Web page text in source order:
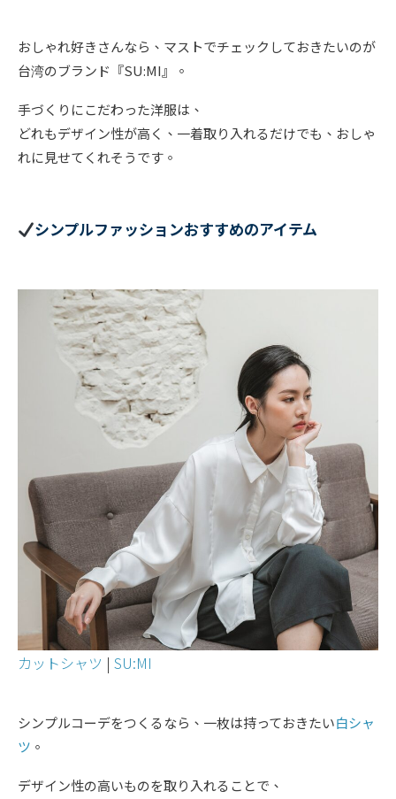
おしゃれ好きさんなら、マストでチェックしておきたいのが
台湾のブランド『SU:MI』。
手づくりにこだわった洋服は、
どれもデザイン性が高く、一着取り入れるだけでも、おしゃ
れに見せてくれそうです。
シンプルファッションおすすめのアイテム
カットシャツ | SU:MI
シンプルコーデをつくるなら、一枚は持っておきたい白シャ
ツ 。
デザイン性の高いものを取り入れることで、